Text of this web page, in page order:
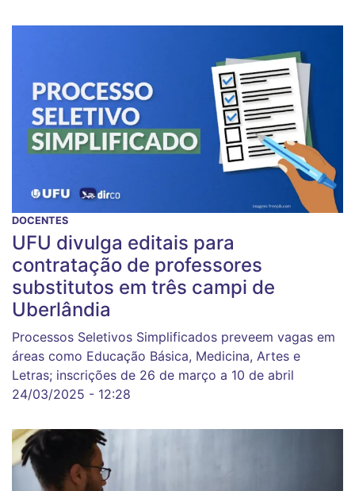
DOCENTES
UFU divulga editais para
contratação de professores
substitutos em três campi de
Uberlândia
Processos Seletivos Simplificados preveem vagas em
áreas como Educação Básica, Medicina, Artes e
Letras; inscrições de 26 de março a 10 de abril
24/03/2025 - 12:28